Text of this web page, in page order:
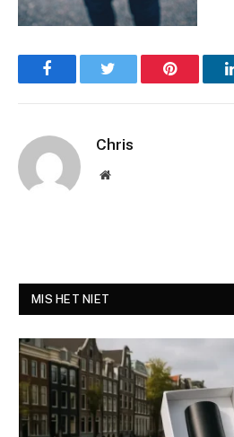
Facebook Pinterest
Chris
Website
MIS HET NIET